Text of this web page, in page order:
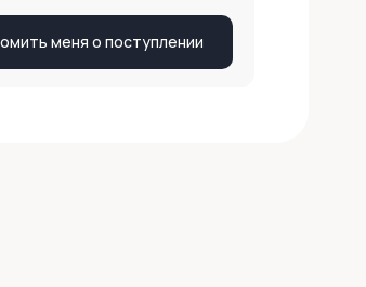
меня о поступлении